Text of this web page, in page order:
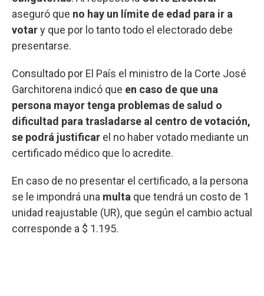
aseguró que no hay un límite de edad para ir a
votary que por lo tanto todo el electorado debe
presentarse.
Consultado por El País el ministro de la Corte José
Garchitorena indicó que en caso de que una
persona mayor tenga problemas de salud o
dificultad para trasladarse al centro de votación,
se podrá justificar el no haber votado mediante un
certificado médico que lo acredite.
En caso de no presentar el certificado, a la persona
se le impondrá una multa que tendrá un costo de 1
unidad reajustable (UR), que según el cambio actual
corresponde a $ 1.195.